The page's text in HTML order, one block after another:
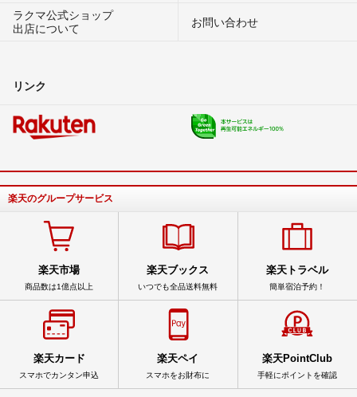
ラクマ公式ショップ
出店について
お問い合わせ
リンク
楽天のグループサービス
楽天市場
商品数は1億点以上
楽天ブックス
いつでも全品送料無料
楽天トラベル
簡単宿泊予約！
楽天カード
スマホでカンタン申込
楽天ペイ
スマホをお財布に
楽天PointClub
手軽にポイントを確認